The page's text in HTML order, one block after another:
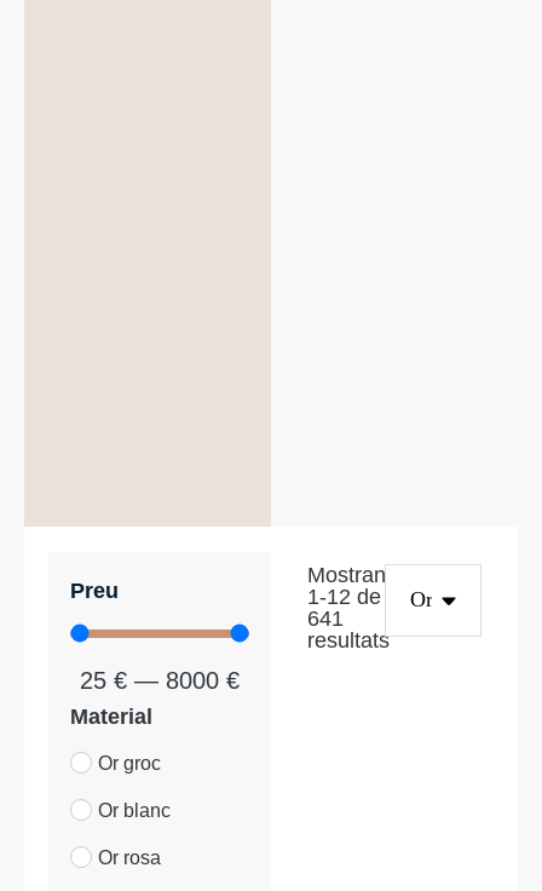
Preu
25€ — 8000€
Material
Or groc
Or blanc
Or rosa
Mostrant
1-12 de
641
resultats